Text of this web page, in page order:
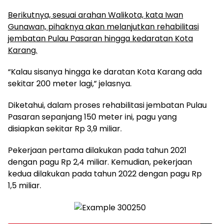
Berikutnya, sesuai arahan Walikota, kata Iwan
Gunawan, pihaknya akan melanjutkan rehabilitasi
jembatan Pulau Pasaran hingga kedaratan Kota
Karang.
“Kalau sisanya hingga ke daratan Kota Karang ada
sekitar 200 meter lagi,” jelasnya.
Diketahui, dalam proses rehabilitasi jembatan Pulau
Pasaran sepanjang 150 meter ini, pagu yang
disiapkan sekitar Rp 3,9 miliar.
Pekerjaan pertama dilakukan pada tahun 2021
dengan pagu Rp 2,4 miliar. Kemudian, pekerjaan
kedua dilakukan pada tahun 2022 dengan pagu Rp
1,5 miliar.